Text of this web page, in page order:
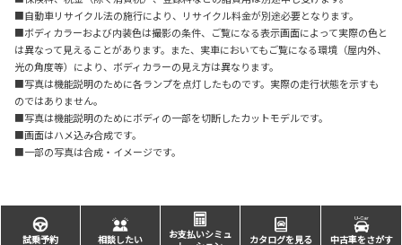
■自動車リサイクル法の施行により、リサイクル料金が別途必要となります。
■ボディカラーおよび内装色は撮影の条件、ご覧になる表示画面によって実際の色と
は異なって見えることがあります。また、実車においてもご覧になる環境（屋内外、
光の角度等）により、ボディカラーの見え方は異なります。
■写真は機能説明のために各ランプを点灯したものです。実際の走行状態を示すも
のではありません。
■写真は機能説明のためにボディの一部を切断したカットモデルです。
■画面はハメ込み合成です。
■一部の写真は合成・イメージです。
試乗予約 相談したい
お支払いシミュ
カタログを見る 中古車をさがす